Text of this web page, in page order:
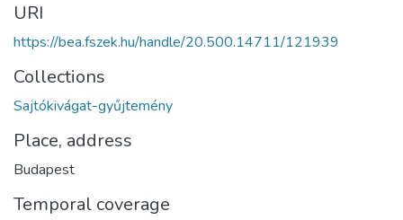
URI
https://bea.fszek.hu/handle/20.500.14711/121939
Collections
Sajtókivágat-gyűjtemény
Place, address
Budapest
Temporal coverage